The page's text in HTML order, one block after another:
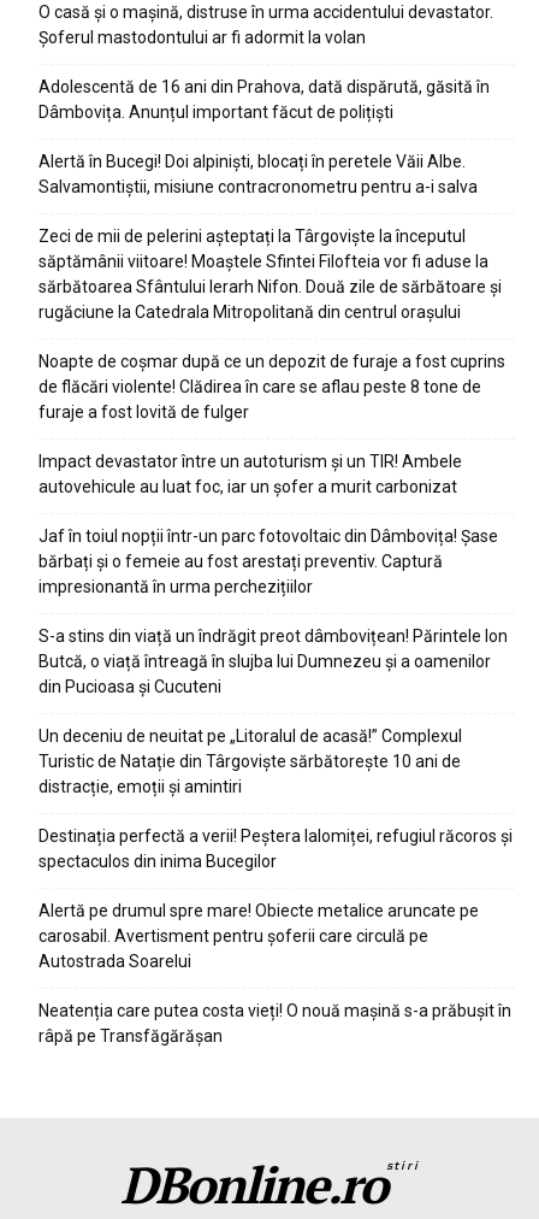
O casă și o mașină, distruse în urma accidentului devastator.
Șoferul mastodontului ar fi adormit la volan
Adolescentă de 16 ani din Prahova, dată dispărută, găsită în
Dâmbovița. Anunțul important făcut de polițiști
Alertă în Bucegi! Doi alpiniști, blocați în peretele Văii Albe.
Salvamontiștii, misiune contracronometru pentru a-i salva
Zeci de mii de pelerini așteptați la Târgoviște la începutul
săptămânii viitoare! Moaștele Sfintei Filofteia vor fi aduse la
sărbătoarea Sfântului Ierarh Nifon. Două zile de sărbătoare și
rugăciune la Catedrala Mitropolitană din centrul orașului
Noapte de coșmar după ce un depozit de furaje a fost cuprins
de flăcări violente! Clădirea în care se aflau peste 8 tone de
furaje a fost lovită de fulger
Impact devastator între un autoturism și un TIR! Ambele
autovehicule au luat foc, iar un șofer a murit carbonizat
Jaf în toiul nopții într-un parc fotovoltaic din Dâmbovița! Șase
bărbați și o femeie au fost arestați preventiv. Captură
impresionantă în urma perchezițiilor
S-a stins din viață un îndrăgit preot dâmbovițean! Părintele Ion
Butcă, o viață întreagă în slujba lui Dumnezeu și a oamenilor
din Pucioasa și Cucuteni
Un deceniu de neuitat pe „Litoralul de acasă!” Complexul
Turistic de Natație din Târgoviște sărbătorește 10 ani de
distracție, emoții și amintiri
Destinația perfectă a verii! Peștera Ialomiței, refugiul răcoros și
spectaculos din inima Bucegilor
Alertă pe drumul spre mare! Obiecte metalice aruncate pe
carosabil. Avertisment pentru șoferii care circulă pe
Autostrada Soarelui
Neatenția care putea costa vieți! O nouă mașină s-a prăbușit în
râpă pe Transfăgărășan
DBonline.rostiri